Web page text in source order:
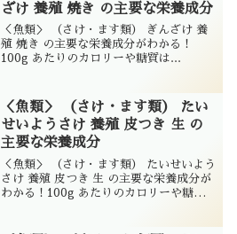
ざけ 養殖 焼き の主要な栄養成分
＜魚類＞ （さけ・ます類） ぎんざけ 養
殖 焼き の主要な栄養成分がわかる！
100g あたりのカロリーや糖質は...
＜魚類＞ （さけ・ます類） たい
せいようさけ 養殖 皮つき 生 の
主要な栄養成分
＜魚類＞ （さけ・ます類） たいせいよう
さけ 養殖 皮つき 生 の主要な栄養成分が
わかる！100g あたりのカロリーや糖質